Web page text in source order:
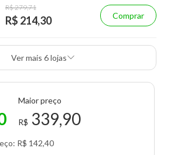
R$ 279,71
R$ 214,30 Comprar
Ver mais 6 lojas
Maior preço
R$ 339,90
R$ 142,40